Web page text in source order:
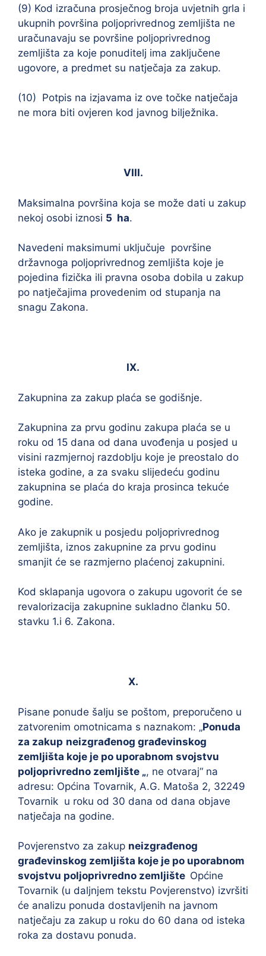
(9) Kod izračuna prosječnog broja uvjetnih grla i
ukupnih površina poljoprivrednog zemljišta ne
uračunavaju se površine poljoprivrednog
zemljišta za koje ponuditelj ima zaključene
ugovore, a predmet su natječaja za zakup.
(10) Potpis na izjavama iz ove točke natječaja
ne mora biti ovjeren kod javnog bilježnika.
VIII.
Maksimalna površina koja se može dati u zakup
nekoj osobi iznosi 5 ha.
Navedeni maksimumi uključuje površine
državnoga poljoprivrednog zemljišta koje je
pojedina fizička ili pravna osoba dobila u zakup
po natječajima provedenim od stupanja na
snagu Zakona.
IX.
Zakupnina za zakup plaća se godišnje.
Zakupnina za prvu godinu zakupa plaća se u
roku od 15 dana od dana uvođenja u posjed u
visini razmjernoj razdoblju koje je preostalo do
isteka godine, a za svaku slijedeću godinu
zakupnina se plaća do kraja prosinca tekuće
godine.
Ako je zakupnik u posjedu poljoprivrednog
zemljišta, iznos zakupnine za prvu godinu
smanjit će se razmjerno plaćenoj zakupnini.
Kod sklapanja ugovora o zakupu ugovorit će se
revalorizacija zakupnine sukladno članku 50.
stavku 1.i 6. Zakona.
X.
Pisane ponude šalju se poštom, preporučeno u
zatvorenim omotnicama s naznakom: „Ponuda
za zakup neizgrađenog građevinskog
zemljišta koje je po uporabnom svojstvu
poljoprivredno zemljište „, ne otvaraj“ na
adresu: Općina Tovarnik, A.G. Matoša 2, 32249
Tovarnik u roku od 30 dana od dana objave
natječaja na godine.
Povjerenstvo za zakup neizgrađenog
građevinskog zemljišta koje je po uporabnom
svojstvu poljoprivredno zemljište Općine
Tovarnik (u daljnjem tekstu Povjerenstvo) izvršiti
će analizu ponuda dostavljenih na javnom
natječaju za zakup u roku do 60 dana od isteka
roka za dostavu ponuda.